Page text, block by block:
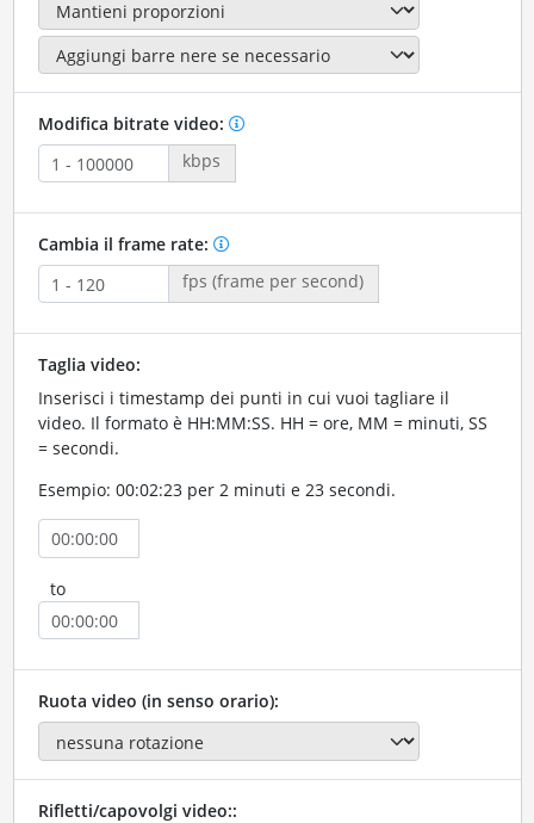
Modifica bitrate video:
kbps
Cambia il frame rate:
fps (frame per second)
Taglia video:
Inserisci i timestamp dei punti in cui vuoi tagliare il
video. Il formato è HH:MM:SS. HH = ore, MM = minuti, SS
= secondi.
Esempio: 00:02:23 per 2 minuti e 23 secondi.
to
Ruota video (in senso orario):
Rifletti/capovolgi video::